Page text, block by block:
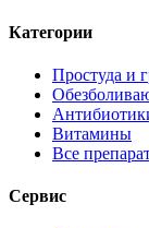
Категории
Простуда и
Витамины
Все
Сервис